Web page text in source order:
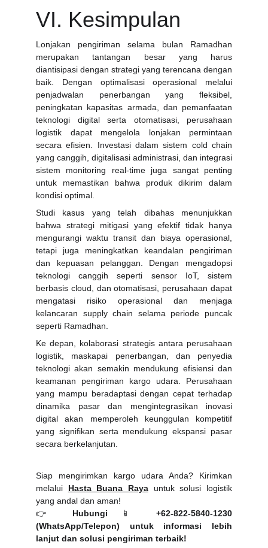
VI. Kesimpulan
Lonjakan pengiriman selama bulan Ramadhan
merupakan tantangan besar yang harus
diantisipasi dengan strategi yang terencana dengan
baik. Dengan optimalisasi operasional melalui
penjadwalan penerbangan yang fleksibel,
peningkatan kapasitas armada, dan pemanfaatan
teknologi digital serta otomatisasi, perusahaan
logistik dapat mengelola lonjakan permintaan
secara efisien. Investasi dalam sistem cold chain
yang canggih, digitalisasi administrasi, dan integrasi
sistem monitoring real-time juga sangat penting
untuk memastikan bahwa produk dikirim dalam
kondisi optimal.
Studi kasus yang telah dibahas menunjukkan
bahwa strategi mitigasi yang efektif tidak hanya
mengurangi waktu transit dan biaya operasional,
tetapi juga meningkatkan keandalan pengiriman
dan kepuasan pelanggan. Dengan mengadopsi
teknologi canggih seperti sensor IoT, sistem
berbasis cloud, dan otomatisasi, perusahaan dapat
mengatasi risiko operasional dan menjaga
kelancaran supply chain selama periode puncak
seperti Ramadhan.
Ke depan, kolaborasi strategis antara perusahaan
logistik, maskapai penerbangan, dan penyedia
teknologi akan semakin mendukung efisiensi dan
keamanan pengiriman kargo udara. Perusahaan
yang mampu beradaptasi dengan cepat terhadap
dinamika pasar dan mengintegrasikan inovasi
digital akan memperoleh keunggulan kompetitif
yang signifikan serta mendukung ekspansi pasar
secara berkelanjutan.
Siap mengirimkan kargo udara Anda? Kirimkan
melalui Hasta Buana Raya untuk solusi logistik
yang andal dan aman!
👉 Hubungi 📱
+62-822-5840-1230
(WhatsApp/Telepon) untuk informasi lebih
lanjut dan solusi pengiriman terbaik!